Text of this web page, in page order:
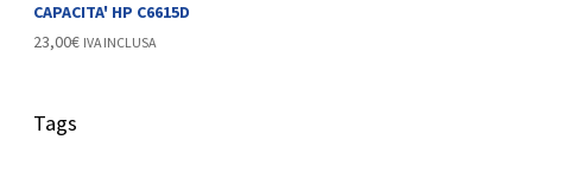
CAPACITA' HP C6615D
23,00€ IVA INCLUSA
Tags